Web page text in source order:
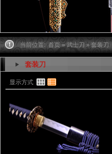
当前位置: 首页»武士刀 » 套装刀
套装刀
显示方式